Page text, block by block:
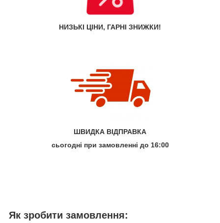
НИЗЬКІ ЦІНИ, ГАРНІ ЗНИЖКИ!
ШВИДКА ВІДПРАВКА
сьогодні при замовленні до 16:00
Як зробити замовлення: